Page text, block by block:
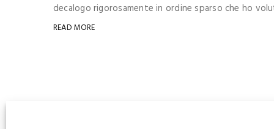
decalogo rigorosamente in ordine sparso che ho
READ MORE